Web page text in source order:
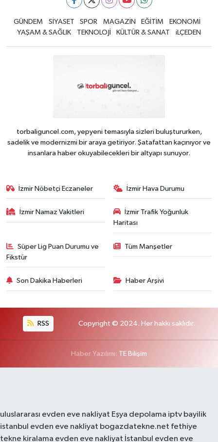
GÜNDEM SİYASET SPOR MAGAZİN EĞİTİM
EKONOMİ
YAŞAM & SAĞLIK
TEKNOLOJİ KÜLTÜR & SANAT iLÇEDEN
torbaliguncel.com, yepyeni temasıyla sizleri buluştururken,
sadelik ve modernizmi bir araya getiriyor. Şatafattan kaçınıyor ve
insanlara haber okuyabilecekleri bir altyapı sunuyor.
İzmir Nöbetçi Eczaneler İzmir Hava Durumu
İzmir Namaz Vakitleri
İzmir Trafik Yoğunluk
Haritası
Süper Lig Puan Durumu ve
Fikstür
Tüm Manşetler
Son Dakika Haberleri Haber Arşivi
RSS Copyright © 2024. Her hakkı saklıdır.
Haber Yazılımı: TE Bilişim
uluslararası evden eve nakliyat Eşya depolama iptv bayilik
istanbul evden eve nakliyat bogazdatekne.net fethiye
tekne kiralama evden eve nakliyat İstanbul evden eve